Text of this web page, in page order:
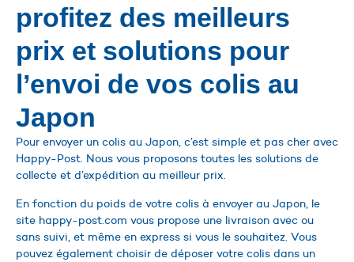
profitez des meilleurs
prix et solutions pour
l’envoi de vos colis au
Japon
Pour envoyer un colis au Japon, c’est simple et pas cher avec
Happy-Post. Nous vous proposons toutes les solutions de
collecte et d’expédition au meilleur prix.
En fonction du poids de votre colis à envoyer au Japon, le
site happy-post.com vous propose une livraison avec ou
sans suivi, et même en express si vous le souhaitez. Vous
pouvez également choisir de déposer votre colis dans un